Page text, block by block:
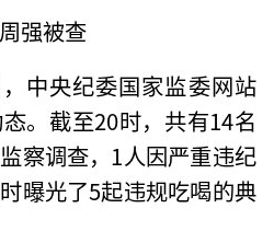
强被查
中央纪委国家监委网站
。截至20时，共有14名
察调查，1人因严重违纪
曝光了5起违规吃喝的典